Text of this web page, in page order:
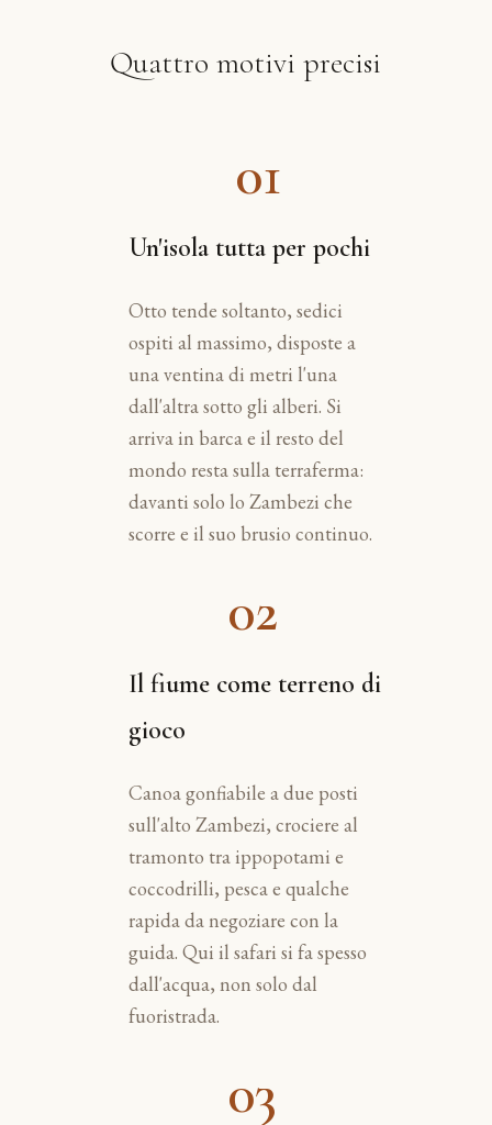
Quattro motivi precisi
01
Un'isola tutta per pochi
Otto tende soltanto, sedici
ospiti al massimo, disposte a
una ventina di metri l'una
dall'altra sotto gli alberi. Si
arriva in barca e il resto del
mondo resta sulla terraferma:
davanti solo lo Zambezi che
scorre e il suo brusio continuo.
02
Il fiume come terreno di
gioco
Canoa gonfiabile a due posti
sull'alto Zambezi, crociere al
tramonto tra ippopotami e
coccodrilli, pesca e qualche
rapida da negoziare con la
guida. Qui il safari si fa spesso
dall'acqua, non solo dal
fuoristrada.
03